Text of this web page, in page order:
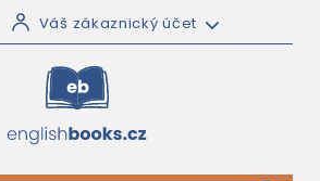
Váš zákaznický účet